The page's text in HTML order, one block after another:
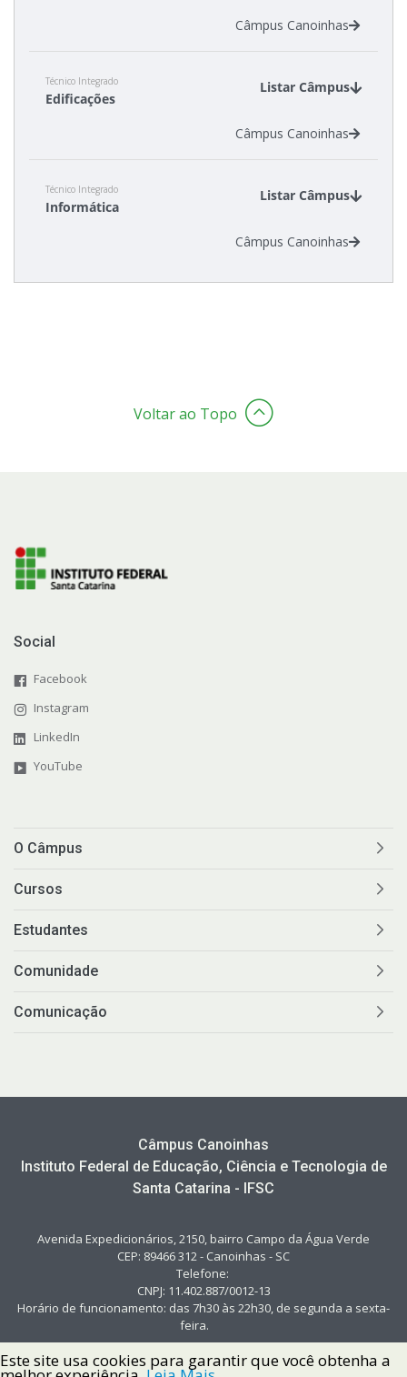
Câmpus Canoinhas
Técnico Integrado
Edificações
Listar Câmpus
Câmpus Canoinhas
Técnico Integrado
Informática
Listar Câmpus
Câmpus Canoinhas
Voltar ao Topo
Social
Facebook
Instagram
LinkedIn
YouTube
O Câmpus
Cursos
Estudantes
Comunidade
Comunicação
Câmpus Canoinhas
Instituto Federal de Educação, Ciência e Tecnologia de
Santa Catarina - IFSC
Avenida Expedicionários, 2150, bairro Campo da Água Verde
CEP: 89466 312 - Canoinhas - SC
Telefone:
CNPJ: 11.402.887/0012-13
Horário de funcionamento: das 7h30 às 22h30, de segunda a sexta-
feira.
Este site usa cookies para garantir que você obtenha a